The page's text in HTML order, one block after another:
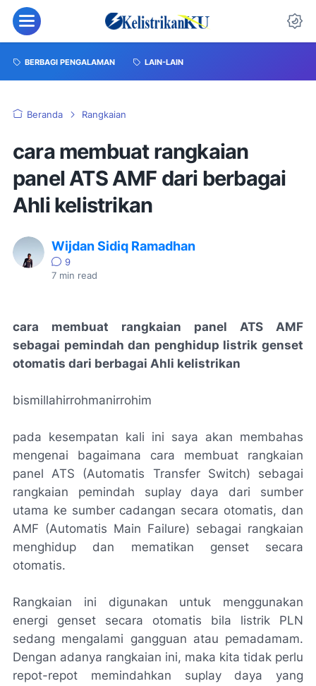
BERBAGI PENGALAMAN LAIN-LAIN
Beranda Rangkaian
cara membuat rangkaian
panel ATS AMF dari berbagai
Ahli kelistrikan
Wijdan Sidiq Ramadhan
9
7 min read
cara membuat rangkaian panel ATS AMF
sebagai pemindah dan penghidup listrik genset
otomatis dari berbagai Ahli kelistrikan
bismillahirrohmanirrohim
pada kesempatan kali ini saya akan membahas
mengenai bagaimana cara membuat rangkaian
panel ATS (Automatis Transfer Switch) sebagai
rangkaian pemindah suplay daya dari sumber
utama ke sumber cadangan secara otomatis, dan
AMF (Automatis Main Failure) sebagai rangkaian
menghidup dan mematikan genset secara
otomatis.
Rangkaian ini digunakan untuk menggunakan
energi genset secara otomatis bila listrik PLN
sedang mengalami gangguan atau pemadamam.
Dengan adanya rangkaian ini, maka kita tidak perlu
repot-repot memindahkan suplay daya yang